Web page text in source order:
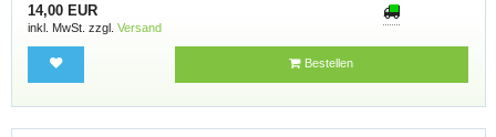
14,00 EUR
inkl. MwSt. zzgl. Versand
Bestellen